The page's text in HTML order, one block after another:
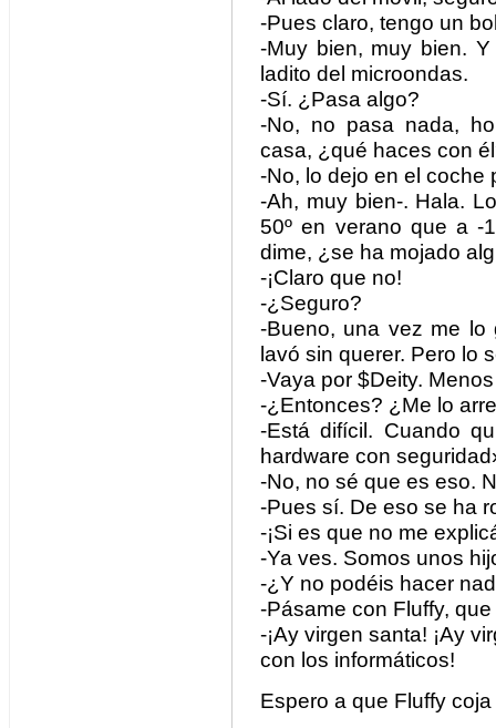
-Pues claro, tengo un
-Muy bien, muy bien.
ladito del microondas.
-Sí. ¿Pasa algo?
-No, no pasa nada,
casa, ¿qué haces con
-No, lo dejo en el coche
-Ah, muy bien-. Hala.
50º en verano que a -
dime, ¿se ha mojado
-¡Claro que no!
-¿Seguro?
-Bueno, una vez me lo
lavó sin querer. Pero lo
-Vaya por $Deity.
-¿Entonces? ¿Me lo
-Está difícil. Cuando
hardware con
-No, no sé que es eso.
-Pues sí. De eso se ha
-¡Si es que no me
-Ya ves. Somos unos
-¿Y no podéis hacer
-Pásame con Fluffy,
-¡Ay virgen santa! ¡Ay
con los informáticos!
Espero a que Fluffy